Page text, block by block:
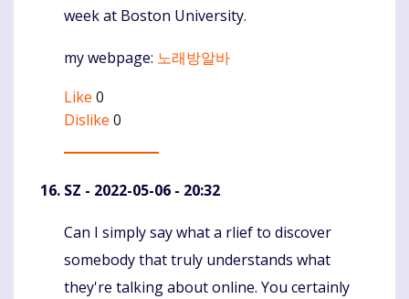
week at Boston University.
my webpage: 노래방알바
Like 0
Dislike 0
SZ - 2022-05-06 - 20:32
Komentaras
Can I simply say what a rlief to discover
somebody that truly understands what
they're talking about online. You certainly